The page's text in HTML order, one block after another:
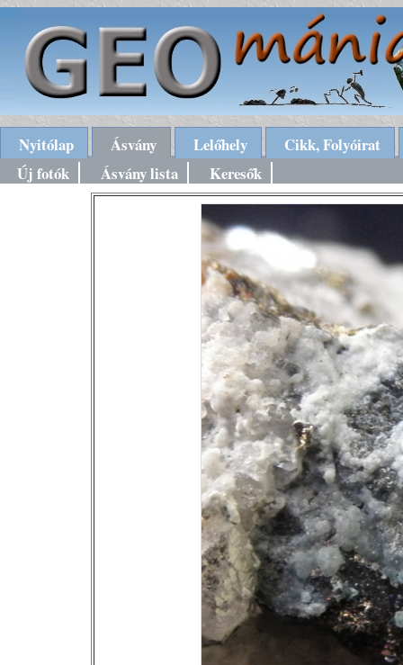
Nyitólap Ásvány Lelőhely
Cikk, Folyóirat
Új fotók
Ásvány lista Keresők